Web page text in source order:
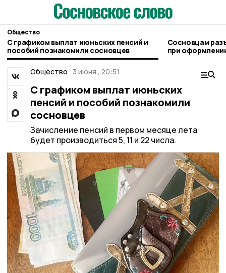
Общество
С графиком выплат июньских пенсий и
пособий познакомили сосновцев
Сосновцам
при
людьми
Общество
3 июня , 20:51
С графиком выплат июньских
пенсий и пособий познакомили
сосновцев
Зачисление пенсий в первом месяце лета
будет производиться 5, 11 и 22 числа.